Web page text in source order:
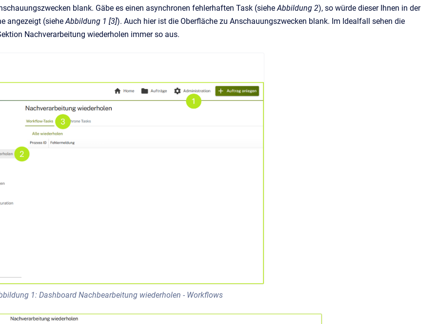
blank. Gäbe es einen asynchronen fehlerhaften Task (sieheAbbildung 2), so würde dieser Ihnen in der
angezeigt (sieheAbbildung 1 [3]). Auch hier ist die Oberfläche zu Anschauungszwecken blank. Im Idealfall sehen die
Nachverarbeitung wiederholen immer so aus.
1: Dashboard Nachbearbeitung wiederholen - Workflows